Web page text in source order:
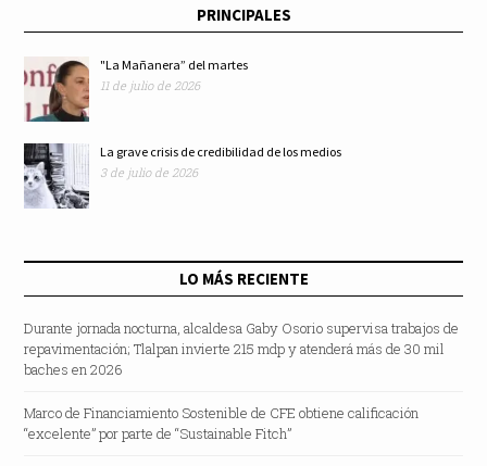
PRINCIPALES
"La Mañanera” del martes
11 de julio de 2026
La grave crisis de credibilidad de los medios
3 de julio de 2026
LO MÁS RECIENTE
Durante jornada nocturna, alcaldesa Gaby Osorio supervisa trabajos de
repavimentación; Tlalpan invierte 215 mdp y atenderá más de 30 mil
baches en 2026
Marco de Financiamiento Sostenible de CFE obtiene calificación
“excelente” por parte de “Sustainable Fitch”